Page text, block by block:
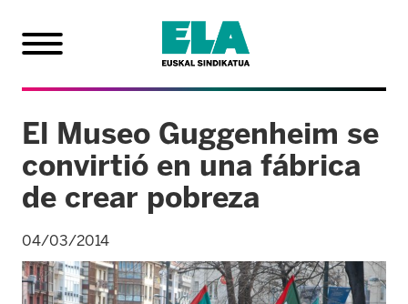
El Museo Guggenheim se
convirtió en una fábrica
de crear pobreza
04/03/2014